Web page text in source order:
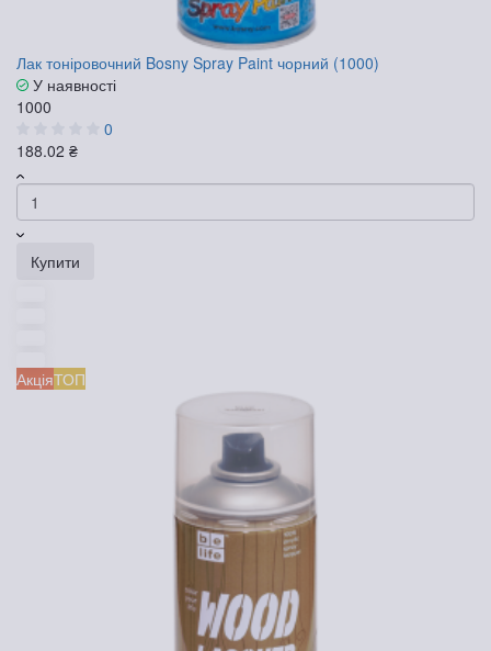
Лак тоніровочний Bosny Spray Paint чорний (1000)
У наявності
1000
0
188.02 ₴
Купити
АкціяТОП